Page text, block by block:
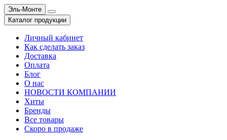
Эль-Монте
Каталог продукции
Личный кабинет
Как сделать заказ
Доставка
Оплата
Блог
О нас
НОВОСТИ КОМПАНИИ
Хиты
Бренды
Все товары
Скоро в продаже